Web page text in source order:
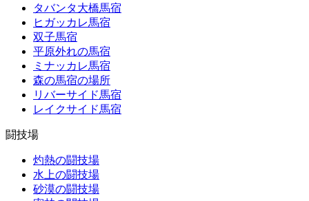
タバンタ大橋馬宿
ヒガッカレ馬宿
双子馬宿
平原外れの馬宿
ミナッカレ馬宿
森の馬宿の場所
リバーサイド馬宿
レイクサイド馬宿
闘技場
灼熱の闘技場
水上の闘技場
砂漠の闘技場